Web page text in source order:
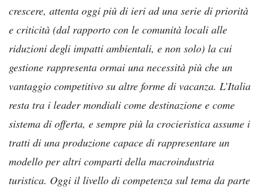
crescere, attenta oggi più di ieri ad una serie di priorità
e criticità (dal rapporto con le comunità locali alle
riduzioni degli impatti ambientali, e non solo) la cui
gestione rappresenta ormai una necessità più che un
vantaggio competitivo su altre forme di vacanza. L’Italia
resta tra i leader mondiali come destinazione e come
sistema di offerta, e sempre più la crocieristica assume i
tratti di una produzione capace di rappresentare un
modello per altri comparti della macroindustria
turistica. Oggi il livello di competenza sul tema da parte